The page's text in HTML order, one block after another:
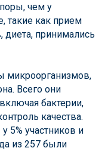
чем у
такие как прием
диета, принимались
микроорганизмов,
Всего они
бактерии,
качества.
5% участников и
из 257 были